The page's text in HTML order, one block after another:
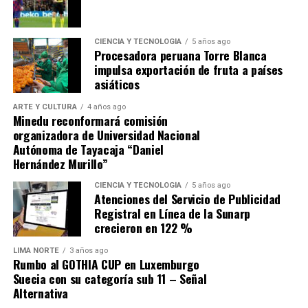
1. El origen: compra «no
competitiva» por más de s/ 31
millones
En setiembre de 2025, CENARES convocó el proceso no
competitivo (Contratación Directa N.° 22-2025-
CENARES/MINSA) para la adquisición de
unidades de Cloruro de Sodio de 1Lt.
313-2025-CENARES/MINSA fue otorgado
aALKOFARMA E.I.R.L.por un monto deS/
31,217,061.60
(a S/ 4.35 por unidad). El producto
suministrado no era de origen peruano, sino importado
de China del fabricante
Co., Ltd.con Registro Sanitario EE-13689.
CIENCIA Y TECNOLOGÍA 5 años ago
Procesadora peruana Torre Blanca
impulsa exportación de fruta a países
asiáticos
ARTE Y CULTURA 4 años ago
Minedu reconformará comisión
organizadora de Universidad Nacional
Autónoma de Tayacaja “Daniel
Hernández Murillo”
CIENCIA Y TECNOLOGÍA 5 años ago
Atenciones del Servicio de Publicidad
Registral en Línea de la Sunarp
crecieron en 122 %
LIMA NORTE 3 años ago
Rumbo al GOTHIA CUP en Luxemburgo
Suecia con su categoría sub 11 – Señal
Alternativa